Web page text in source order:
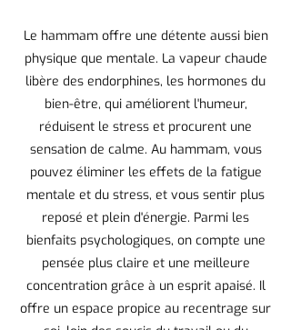
Le hammam offre une détente aussi bien
physique que mentale. La vapeur chaude
libère des endorphines, les hormones du
bien-être, qui améliorent l'humeur,
réduisent le stress et procurent une
sensation de calme. Au hammam, vous
pouvez éliminer les effets de la fatigue
mentale et du stress, et vous sentir plus
reposé et plein d'énergie. Parmi les
bienfaits psychologiques, on compte une
pensée plus claire et une meilleure
concentration grâce à un esprit apaisé. Il
offre un espace propice au recentrage sur